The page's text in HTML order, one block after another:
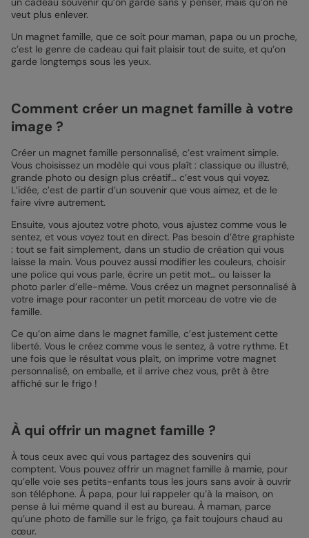
veut plus enlever.
Un magnet famille, que ce soit pour maman, papa ou un proche,
c’est le genre de cadeau qui fait plaisir tout de suite, et qu’on
garde longtemps sous les yeux.
Comment créer un magnet famille à votre
image ?
Créer un magnet famille personnalisé, c’est vraiment simple.
Vous choisissez un modèle qui vous plaît : classique ou illustré,
grande photo ou design plus créatif… c’est vous qui voyez.
L’idée, c’est de partir d’un souvenir que vous aimez, et de le
faire vivre autrement.
Ensuite, vous ajoutez votre photo, vous ajustez comme vous le
sentez, et vous voyez tout en direct. Pas besoin d’être graphiste
: tout se fait simplement, dans un studio de création qui vous
laisse la main. Vous pouvez aussi modifier les couleurs, choisir
une police qui vous parle, écrire un petit mot… ou laisser la
photo parler d’elle-même. Vous créez un magnet personnalisé à
votre image pour raconter un petit morceau de votre vie de
famille.
Ce qu’on aime dans le magnet famille, c’est justement cette
liberté. Vous le créez comme vous le sentez, à votre rythme. Et
une fois que le résultat vous plaît, on imprime votre magnet
personnalisé, on emballe, et il arrive chez vous, prêt à être
affiché sur le frigo !
À qui offrir un magnet famille ?
À tous ceux avec qui vous partagez des souvenirs qui
comptent. Vous pouvez offrir un magnet famille à mamie, pour
qu’elle voie ses petits-enfants tous les jours sans avoir à ouvrir
son téléphone. À papa, pour lui rappeler qu’à la maison, on
pense à lui même quand il est au bureau. À maman, parce
qu’une photo de famille sur le frigo, ça fait toujours chaud au
cœur.